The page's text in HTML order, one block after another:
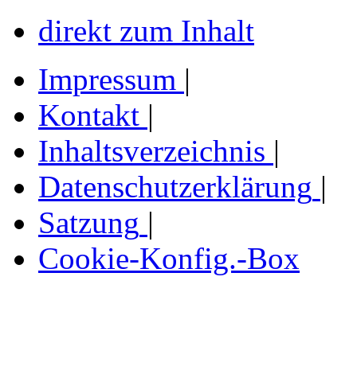
direkt zum Inhalt
Impressum |
Kontakt |
Inhaltsverzeichnis |
Datenschutzerklärung |
Satzung |
Cookie-Konfig.-Box